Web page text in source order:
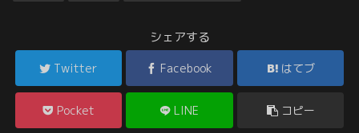
シェアする
Twitter Facebook はてブ
Pocket LINE コピー